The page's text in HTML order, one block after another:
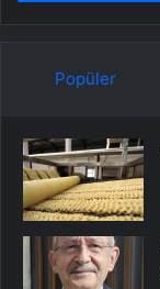
Popüler